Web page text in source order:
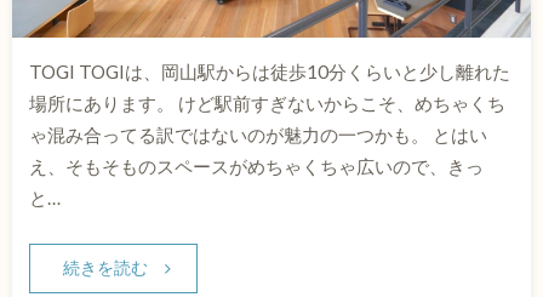
TOGI TOGIは、岡山駅からは徒歩10分くらいと少し離れた
場所にあります。 けど駅前すぎないからこそ、めちゃくち
ゃ混み合ってる訳ではないのが魅力の一つかも。 とはい
え、そもそものスペースがめちゃくちゃ広いので、きっ
と…
続きを読む